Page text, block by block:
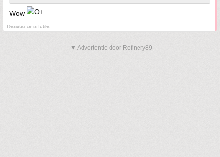
Wow
Resistance is futile.
▼ Advertentie door Refinery89